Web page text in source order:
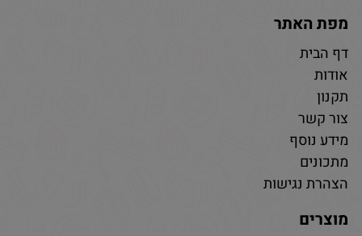
מפת האתר
דף הבית
אודות
תקנון
צור קשר
מידע נוסף
מתכונים
הצהרת נגישות
מוצרים